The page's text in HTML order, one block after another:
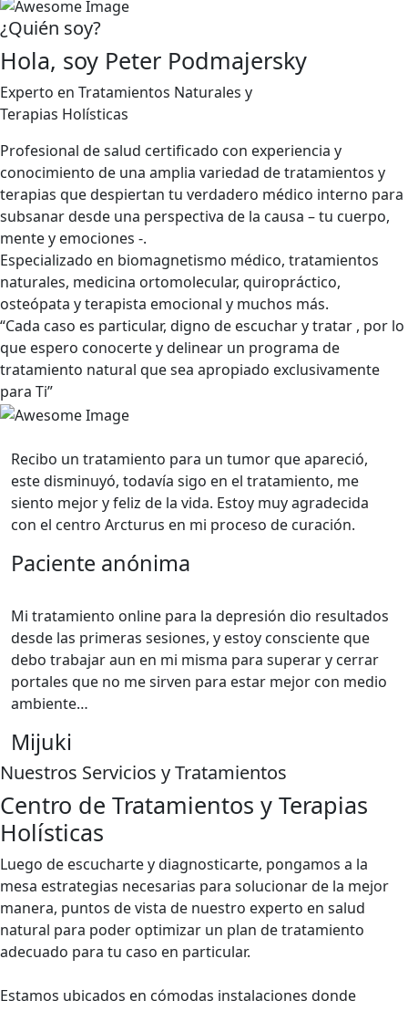
¿Quién soy?
Hola, soy Peter Podmajersky
Experto en Tratamientos Naturales y
Terapias Holísticas
Profesional de salud certificado con experiencia y
conocimiento de una amplia variedad de tratamientos y
terapias que despiertan tu verdadero médico interno para
subsanar desde una perspectiva de la causa – tu cuerpo,
mente y emociones -.
Especializado en biomagnetismo médico, tratamientos
naturales, medicina ortomolecular, quiropráctico,
osteópata y terapista emocional y muchos más.
“Cada caso es particular, digno de escuchar y tratar , por lo
que espero conocerte y delinear un programa de
tratamiento natural que sea apropiado exclusivamente
para Ti”
Recibo un tratamiento para un tumor que apareció,
este disminuyó, todavía sigo en el tratamiento, me
siento mejor y feliz de la vida. Estoy muy agradecida
con el centro Arcturus en mi proceso de curación.
Paciente anónima
Mi tratamiento online para la depresión dio resultados
desde las primeras sesiones, y estoy consciente que
debo trabajar aun en mi misma para superar y cerrar
portales que no me sirven para estar mejor con medio
ambiente…
Mijuki
Nuestros Servicios y Tratamientos
Centro de Tratamientos y Terapias
Holísticas
Luego de escucharte y diagnosticarte, pongamos a la
mesa estrategias necesarias para solucionar de la mejor
manera, puntos de vista de nuestro experto en salud
natural para poder optimizar un plan de tratamiento
adecuado para tu caso en particular.
Estamos ubicados en cómodas instalaciones donde